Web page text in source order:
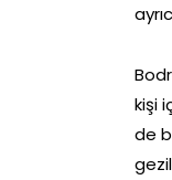
kişi
de